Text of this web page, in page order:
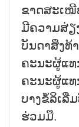
ຂາດສະເ
ມີຄວາມສ່
ບັນດາສິ່ງ
ຄະນະຜູ້ແ
ຄະນະຜູ້ແທ
ບາງຂໍ້ລິເ
ຮ່ວມມື.